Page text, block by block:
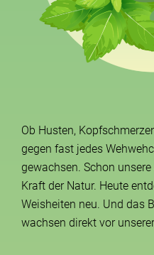
Ob Husten,
gegen fast jedes
gewachsen. Schon
Kraft der Natur. Heute
Weisheiten neu. Und das
wachsen direkt vor